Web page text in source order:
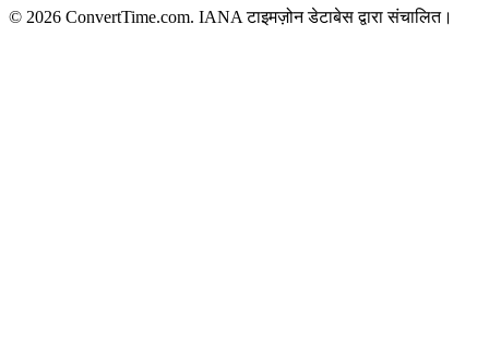
© 2026 ConvertTime.com. IANA टाइमज़ोन डेटाबेस द्वारा संचालित।